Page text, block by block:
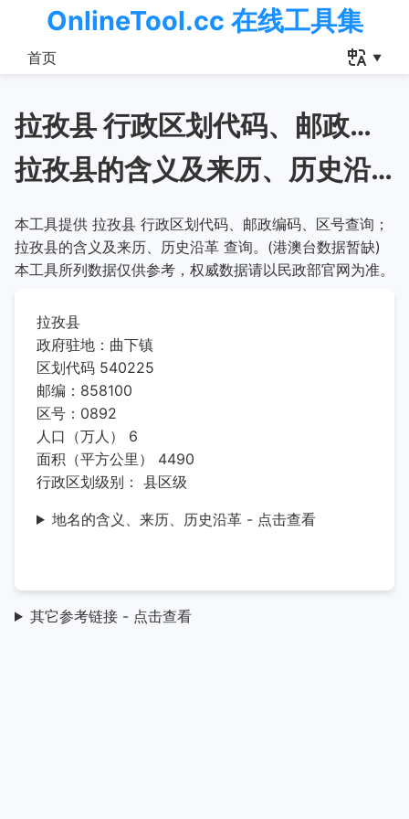
OnlineTool.cc 在线工具集
首页
拉孜县 行政区划代码、邮政编码、区号查询
拉孜县的含义及来历、历史沿革
本工具提供 拉孜县 行政区划代码、邮政编码、区号查询；
拉孜县的含义及来历、历史沿革 查询。(港澳台数据暂缺)
本工具所列数据仅供参考，权威数据请以民政部官网为准。
拉孜县
政府驻地：曲下镇
区划代码 540225
邮编：858100
区号：0892
人口（万人） 6
面积（平方公里） 4490
行政区划级别： 县区级
地名的含义、来历、历史沿革 - 点击查看
其它参考链接 - 点击查看